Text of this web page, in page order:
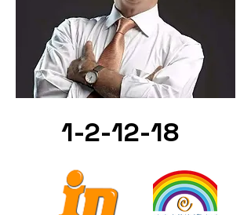
1-2-12-18